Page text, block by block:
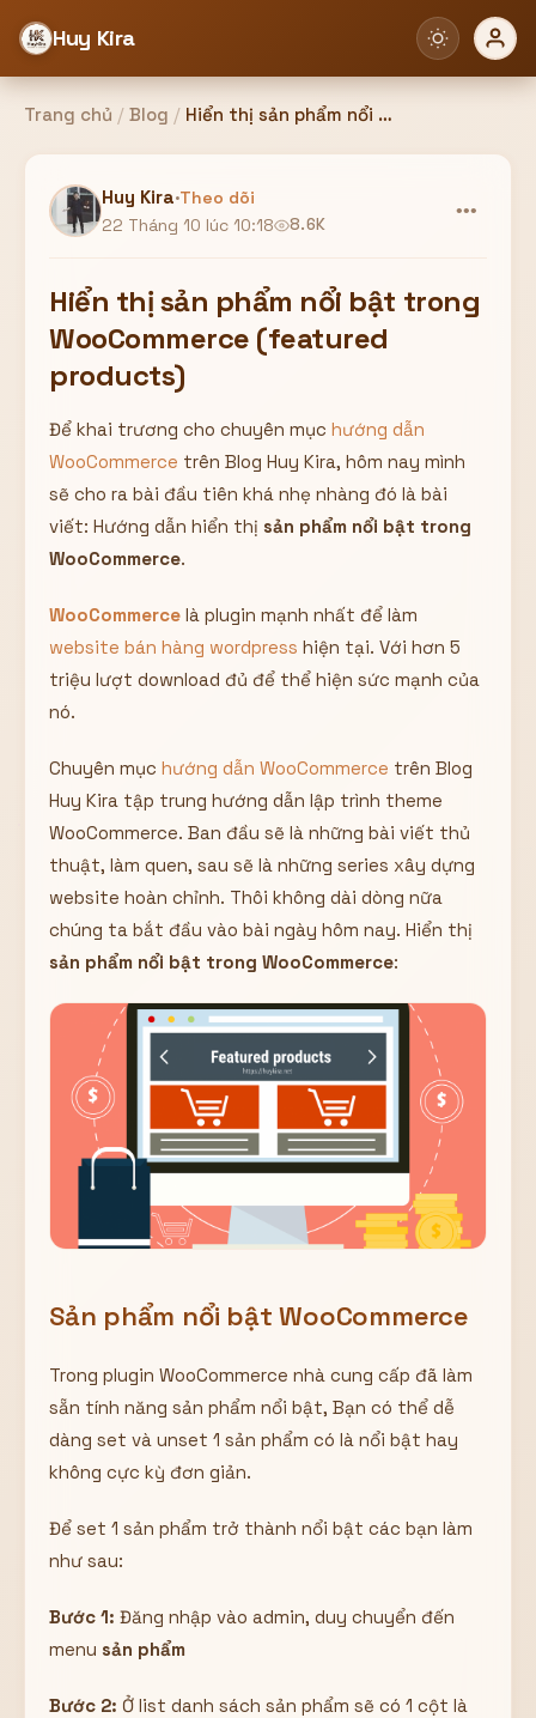
Huy Kira
ZALO ADMIN
0358949680
Nhắn Zalo
Đăng nhập
Email/Tên đăng nhập
Mật khẩu
Quên mật khẩu ?
Đăng nhập
Trang chủ / Blog / Hiển thị sản phẩm nổi bật trong WooCommerce (featured products)
Huy Kira·Theo dõi
22 Tháng 10 lúc 10:18
8.6K
•••
Hiển thị sản phẩm nổi bật trong
WooCommerce (featured
products)
Để khai trương cho chuyên mục hướng dẫn
WooCommerce trên Blog Huy Kira, hôm nay mình
sẽ cho ra bài đầu tiên khá nhẹ nhàng đó là bài
viết: Hướng dẫn hiển thị sản phẩm nổi bật trong
WooCommerce.
WooCommerce là plugin mạnh nhất để làm
website bán hàng wordpress hiện tại. Với hơn 5
triệu lượt download đủ để thể hiện sức mạnh của
nó.
Chuyên mục hướng dẫn WooCommerce trên Blog
Huy Kira tập trung hướng dẫn lập trình theme
WooCommerce. Ban đầu sẽ là những bài viết thủ
thuật, làm quen, sau sẽ là những series xây dựng
website hoàn chỉnh. Thôi không dài dòng nữa
chúng ta bắt đầu vào bài ngày hôm nay. Hiển thị
sản phẩm nổi bật trong WooCommerce:
Sản phẩm nổi bật WooCommerce
Trong plugin WooCommerce nhà cung cấp đã làm
sẵn tính năng sản phẩm nổi bật, Bạn có thể dễ
dàng set và unset 1 sản phẩm có là nổi bật hay
không cực kỳ đơn giản.
Để set 1 sản phẩm trở thành nổi bật các bạn làm
như sau:
Bước 1: Đăng nhập vào admin, duy chuyển đến
menu sản phẩm
Bước 2: Ở list danh sách sản phẩm sẽ có 1 cột là